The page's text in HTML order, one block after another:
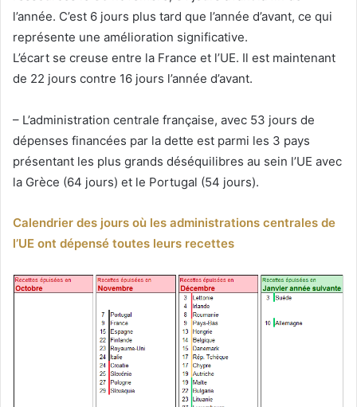
l’année. C’est 6 jours plus tard que l’année d’avant, ce qui
représente une amélioration significative.
L’écart se creuse entre la France et l’UE. Il est maintenant
de 22 jours contre 16 jours l’année d’avant.
– L’administration centrale française, avec 53 jours de
dépenses financées par la dette est parmi les 3 pays
présentant les plus grands déséquilibres au sein l’UE avec
la Grèce (64 jours) et le Portugal (54 jours).
Calendrier des jours où les administrations centrales de
l’UE ont dépensé toutes leurs recettes